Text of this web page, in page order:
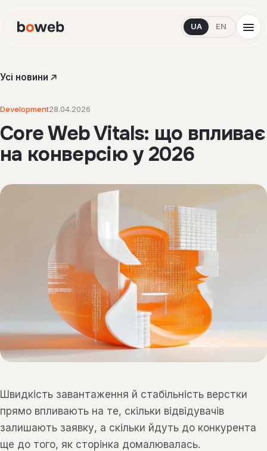
UA EN
Усі новини
Development28.04.2026
Core Web Vitals: що впливає
на конверсію у 2026
Швидкість завантаження й стабільність верстки
прямо впливають на те, скільки відвідувачів
залишають заявку, а скільки йдуть до конкурента
ще до того, як сторінка домалювалась.